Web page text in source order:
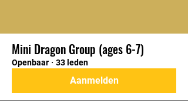
Mini Dragon Group (ages 6-7)
Openbaar · 33 leden
Aanmelden